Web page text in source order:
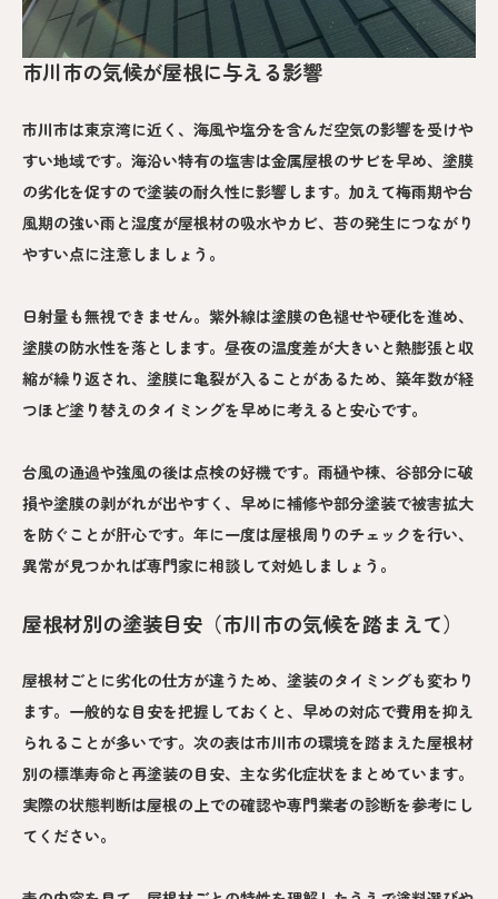
市川市の気候が屋根に与える影響
市川市は東京湾に近く、海風や塩分を含んだ空気の影響を受けや
すい地域です。海沿い特有の塩害は金属屋根のサビを早め、塗膜
の劣化を促すので塗装の耐久性に影響します。加えて梅雨期や台
風期の強い雨と湿度が屋根材の吸水やカビ、苔の発生につながり
やすい点に注意しましょう。
日射量も無視できません。紫外線は塗膜の色褪せや硬化を進め、
塗膜の防水性を落とします。昼夜の温度差が大きいと熱膨張と収
縮が繰り返され、塗膜に亀裂が入ることがあるため、築年数が経
つほど塗り替えのタイミングを早めに考えると安心です。
台風の通過や強風の後は点検の好機です。雨樋や棟、谷部分に破
損や塗膜の剥がれが出やすく、早めに補修や部分塗装で被害拡大
を防ぐことが肝心です。年に一度は屋根周りのチェックを行い、
異常が見つかれば専門家に相談して対処しましょう。
屋根材別の塗装目安（市川市の気候を踏まえて）
屋根材ごとに劣化の仕方が違うため、塗装のタイミングも変わり
ます。一般的な目安を把握しておくと、早めの対応で費用を抑え
られることが多いです。次の表は市川市の環境を踏まえた屋根材
別の標準寿命と再塗装の目安、主な劣化症状をまとめています。
実際の状態判断は屋根の上での確認や専門業者の診断を参考にし
てください。